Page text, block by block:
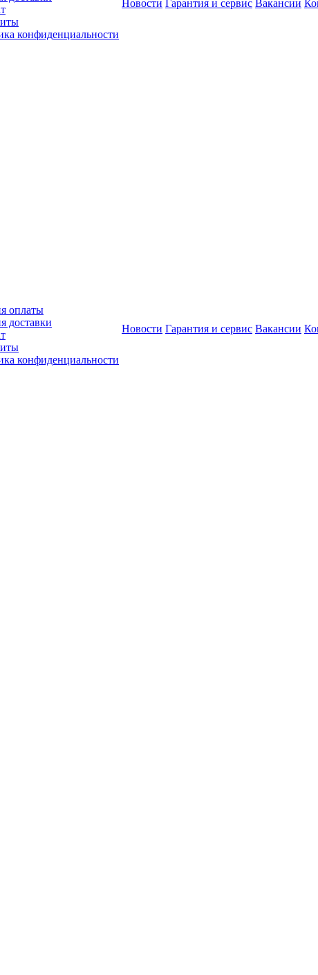
конфиденциальности
Новости Гарантия и сервис Вакансии
оплаты
доставки
конфиденциальности
Новости Гарантия и сервис Вакансии